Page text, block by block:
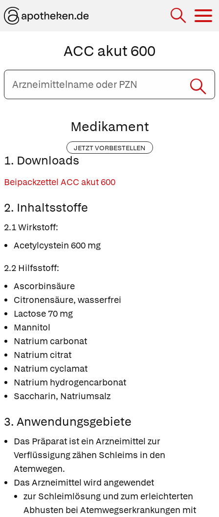
ACC akut 600
Arzneimittelname
oder
PZN
Medikament
JETZT VORBESTELLEN
1. Downloads
Beipackzettel ACC akut 600
2. Inhaltsstoffe
2.1 Wirkstoff:
Acetylcystein 600 mg
2.2 Hilfsstoff:
Ascorbinsäure
Citronensäure, wasserfrei
Lactose 70 mg
Mannitol
Natrium carbonat
Natrium citrat
Natrium cyclamat
Natrium hydrogencarbonat
Saccharin, Natriumsalz
3. Anwendungsgebiete
Das Präparat ist ein Arzneimittel zur
Verflüssigung zähen Schleims in den
Atemwegen.
Das Arzneimittel wird angewendet
zur Schleimlösung und zum erleichterten
Abhusten bei Atemwegserkrankungen mit